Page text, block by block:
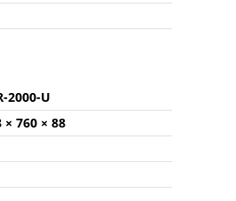
2000-U
× 760 × 88